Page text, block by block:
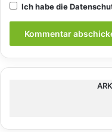
Ich habe die